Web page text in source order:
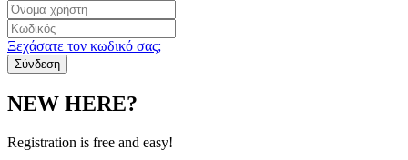
Ξεχάσατε τον κωδικό σας;
NEW HERE?
Registration is free and easy!